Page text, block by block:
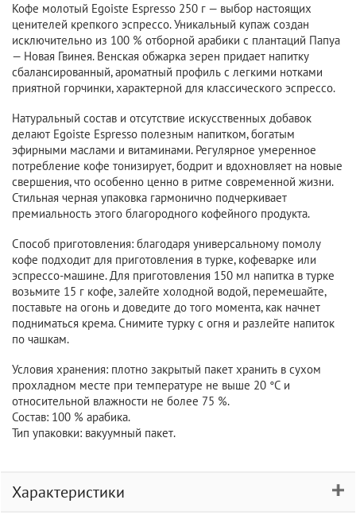
Кофе молотый Egoiste Espresso 250 г — выбор настоящих
ценителей крепкого эспрессо. Уникальный купаж создан
исключительно из 100 % отборной арабики с плантаций Папуа
— Новая Гвинея. Венская обжарка зерен придает напитку
сбалансированный, ароматный профиль с легкими нотками
приятной горчинки, характерной для классического эспрессо.
Натуральный состав и отсутствие искусственных добавок
делают Egoiste Espresso полезным напитком, богатым
эфирными маслами и витаминами. Регулярное умеренное
потребление кофе тонизирует, бодрит и вдохновляет на новые
свершения, что особенно ценно в ритме современной жизни.
Стильная черная упаковка гармонично подчеркивает
премиальность этого благородного кофейного продукта.
Способ приготовления: благодаря универсальному помолу
кофе подходит для приготовления в турке, кофеварке или
эспрессо-машине. Для приготовления 150 мл напитка в турке
возьмите 15 г кофе, залейте холодной водой, перемешайте,
поставьте на огонь и доведите до того момента, как начнет
подниматься крема. Снимите турку с огня и разлейте напиток
по чашкам.
Условия хранения: плотно закрытый пакет хранить в сухом
прохладном месте при температуре не выше 20 °C и
относительной влажности не более 75 %.
Состав: 100 % арабика.
Тип упаковки: вакуумный пакет.
Характеристики